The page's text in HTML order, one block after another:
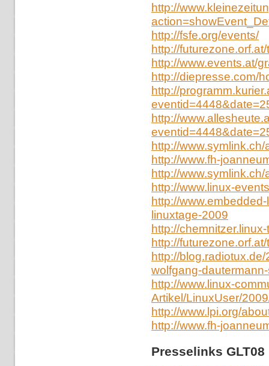
http://
http://fsfe.org/events/
http://
http://www.events.at/
http://diepresse.com/
http://
http://
http://
http://www.fh-
http://
http://www.linux-
http://
linuxtage-2009
http://
http://
http://
wolfgang-
http://www.linux-
Artikel/LinuxUser/
http://www.lpi.org/
http://www.fh-
Presselinks GLT08